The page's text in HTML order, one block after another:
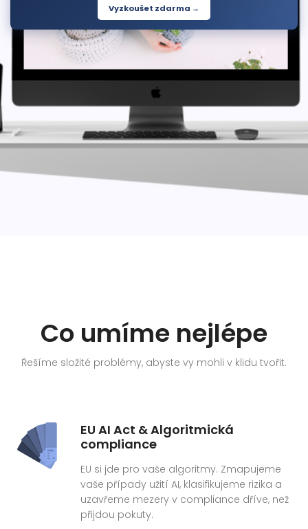
Vyzkoušet zdarma →
Co umíme nejlépe
Řešíme složité problémy, abyste vy mohli v klidu tvořit.
EU AI Act & Algoritmická
compliance
EU si jde pro vaše algoritmy. Zmapujeme
vaše případy užití AI, klasifikujeme rizika a
uzavřeme mezery v compliance dříve, než
přijdou pokuty.